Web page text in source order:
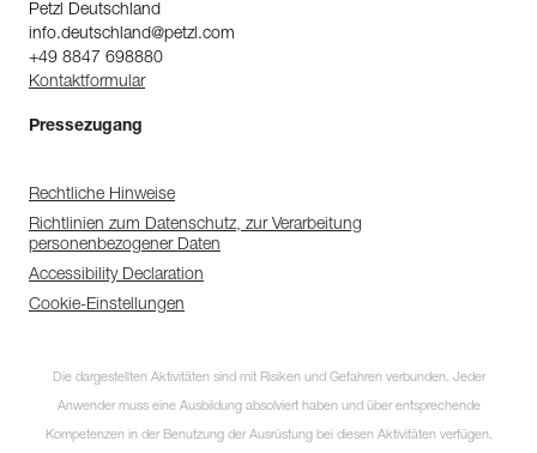
Petzl Deutschland
info.deutschland@petzl.com
+49 8847 698880
Kontaktformular
Pressezugang
Rechtliche Hinweise
Richtlinien zum Datenschutz, zur Verarbeitung
personenbezogener Daten
Accessibility Declaration
Cookie-Einstellungen
Die dargestellten Aktivitäten sind mit Risiken und Gefahren verbunden. Jeder
Anwender muss eine Ausbildung absolviert haben und über entsprechende
Kompetenzen in der Benutzung der Ausrüstung bei diesen Aktivitäten verfügen.